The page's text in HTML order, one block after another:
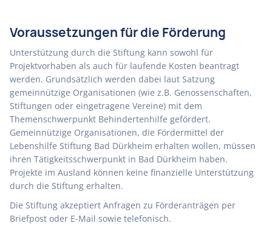
Voraussetzungen für die Förderung
Unterstützung durch die Stiftung kann sowohl für
Projektvorhaben als auch für laufende Kosten beantragt
werden. Grundsätzlich werden dabei laut Satzung
gemeinnützige Organisationen (wie z.B. Genossenschaften,
Stiftungen oder eingetragene Vereine) mit dem
Themenschwerpunkt Behindertenhilfe gefördert.
Gemeinnützige Organisationen, die Fördermittel der
Lebenshilfe Stiftung Bad Dürkheim erhalten wollen, müssen
ihren Tätigkeitsschwerpunkt in Bad Dürkheim haben.
Projekte im Ausland können keine finanzielle Unterstützung
durch die Stiftung erhalten.
Die Stiftung akzeptiert Anfragen zu Förderanträgen per
Briefpost oder E-Mail sowie telefonisch.